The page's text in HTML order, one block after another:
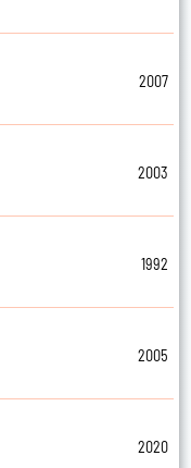
2007
2003
1992
2005
2020